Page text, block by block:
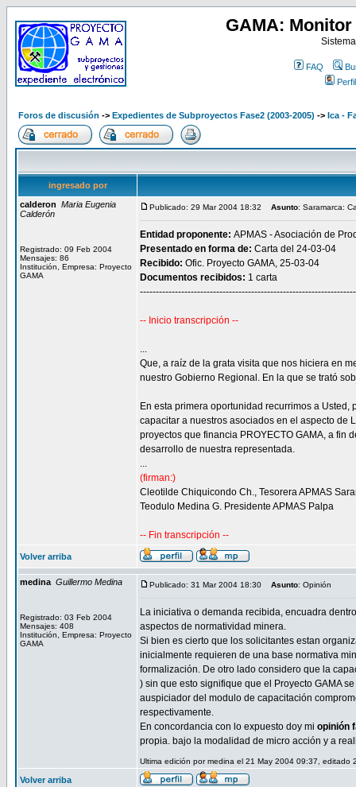
GAMA:
FAQ
Perfil
Foros de discusión -> Expedientes de Subproyectos Fase2 (2003-2005) -> Ica -
ingresado por
calderon Maria Eugenia
Calderón
Registrado: 09 Feb 2004
Mensajes: 86
Institución, Empresa: Proyecto
GAMA
Publicado: 29 Mar 2004 18:32 Asunto: Saramarca:
Entidad proponente: APMAS - Asociación de
Presentado en forma de: Carta del 24-03-04
Recibido: Ofic. Proyecto GAMA, 25-03-04
Documentos recibidos: 1 carta
-- Inicio transcripción --
...
Que, a raíz de la grata visita que nos hiciera en
nuestro Gobierno Regional. En la que se trató
En esta primera oportunidad recurrimos a
capacitar a nuestros asociados en el aspecto de
proyectos que financia PROYECTO GAMA, a fin
desarrollo de nuestra representada.
...
(firman:)
Cleotilde Chiquicondo Ch., Tesorera APMAS
Teodulo Medina G. Presidente APMAS Palpa
-- Fin transcripción --
Volver arriba
medina Guillermo Medina
Registrado: 03 Feb 2004
Mensajes: 408
Institución, Empresa: Proyecto
GAMA
Publicado: 31 Mar 2004 18:30 Asunto: Opinión
La iniciativa o demanda recibida, encuadra
aspectos de normatividad minera.
Si bien es cierto que los solicitantes estan
inicialmente requieren de una base normativa
formalización. De otro lado considero que la
) sin que esto signifique que el Proyecto GAMA
auspiciador del modulo de capacitación
respectivamente.
En concordancia con lo expuesto doy mi opinión
propia. bajo la modalidad de micro acción y a
Ultima edición por medina el 21 May 2004 09:37, editado
Volver arriba